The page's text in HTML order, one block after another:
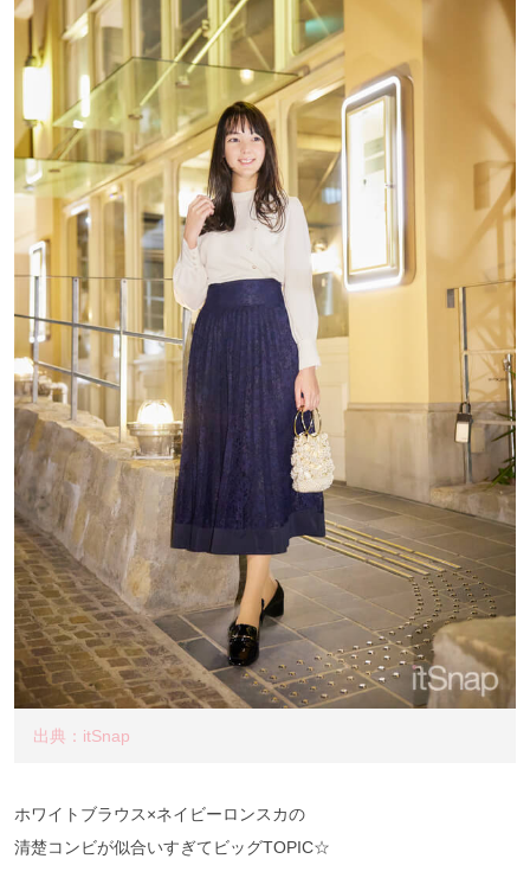
出典：itSnap
ホワイトブラウス×ネイビーロンスカの
清楚コンビが似合いすぎてビッグTOPIC☆